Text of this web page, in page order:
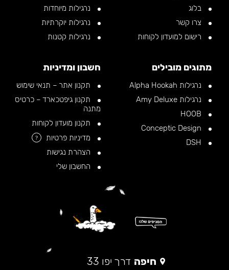
בלוג
צרו קשר
רישום למועדון לקוחות
נרגילות מיוחדות
נרגילות יוקרתיות
נרגילות קטנות
מתוגים מובילים
נרגילות Alpha Hookah
נרגילות Amy Deluxe
חשבון ומדיניות
תקנון אתר – תנאי שימוש
תקנון גיפטכארד – כרטיס
מתנה
תקנון מועדון לקוחות
מדיניות פרטיות
?
הצהרת נגישות
החשבון שלי
חיפה דרך יפו 33